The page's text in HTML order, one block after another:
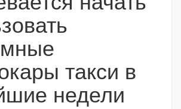
такси в
недели